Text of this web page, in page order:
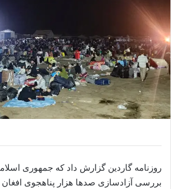
روزنامه گاردین گزارش داد که جمهوری
بررسی آزادسازی صدها هزار پناهجوی